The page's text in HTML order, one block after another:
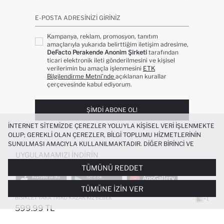
BISIKLET YAKA TRIKO KAZAK KIZ BEBEK
599.99 TL
+1
E-POSTA ADRESINIZI GIRINIZ
Kampanya, reklam, promosyon, tanıtım
amaçlarıyla yukarıda belirttiğim iletişim adresime,
DeFacto Perakende Anonim Şirketi tarafından
ticari elektronik ileti gönderilmesini ve kişisel
verilerimin bu amaçla işlenmesini ETK
Bilgilendirme Metni’nde açıklanan kurallar
çerçevesinde kabul ediyorum.
ŞIMDI ABONE OL!
UYGULAMAMIZI İNDIRIN
POPÜLER KATEGORILER
İNTERNET SITEMIZDE ÇEREZLER YOLUYLA KIŞISEL VERI IŞLENMEKTE
OLUP; GEREKLI OLAN ÇEREZLER, BILGI TOPLUMU HIZMETLERININ
SUNULMASI AMACIYLA KULLANILMAKTADIR. DIĞER BIRINCI VE
ÜÇÜNCÜ TARAF ÇEREZLER ISE SIZE DAHA IYI BIR ALIŞVERIŞ
DENEYIMI SUNULABILMESI, SITEMIZIN DAHA IŞLEVSEL KILINMASI VE
KIŞISELLEŞTIRMESI VE AÇIK RIZA VERMENIZ HALINDE, SIZLERE
YÖNELIK PAZARLAMA FAALIYETLERININ YAPILMASI AMAÇLARIYLA
SINIRLI OLARAK KULLANILACAKTIR. ÇEREZLERE DAIR TERCIHLERINIZI
ÇEREZ TERCIHLERIPANELI ARACILIĞIYLA HER ZAMAN YÖNETEBILIR,
ÇEREZLERLE ILGILI DAHA DETAYLI BILGIYE
TÜMÜNÜ REDDET
TÜMÜNE İZIN VER